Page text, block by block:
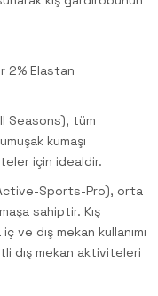
2% Elastan
Seasons), tüm
kumaşı
için idealdir.
Sports-Pro), orta
sahiptir. Kış
dış mekan kullanımı
dış mekan aktiviteleri